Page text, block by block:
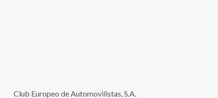
Club Europeo de Automovilistas, S.A.